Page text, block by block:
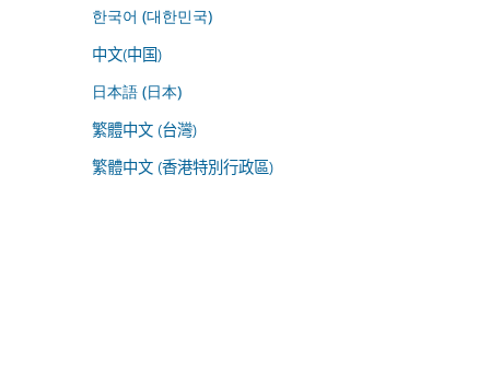
한국어 (대한민국)
中文(中国)
日本語 (日本)
繁體中文 (台灣)
繁體中文 (香港特別行政區)